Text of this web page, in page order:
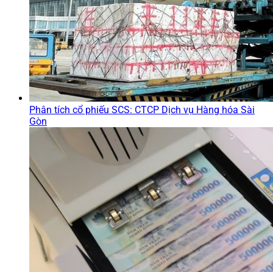
Phân tích cổ phiếu SCS: CTCP Dịch vụ Hàng hóa Sài
Gòn